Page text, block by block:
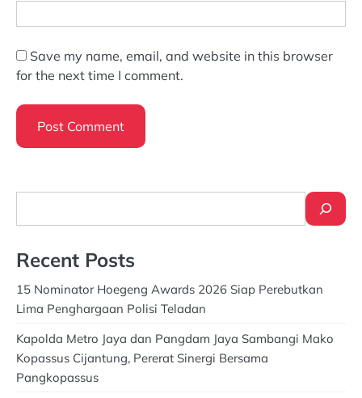
Save my name, email, and website in this browser
for the next time I comment.
Recent Posts
15 Nominator Hoegeng Awards 2026 Siap Perebutkan
Lima Penghargaan Polisi Teladan
Kapolda Metro Jaya dan Pangdam Jaya Sambangi Mako
Kopassus Cijantung, Pererat Sinergi Bersama
Pangkopassus